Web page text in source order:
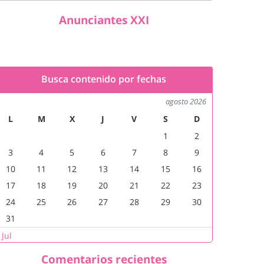
Anunciantes XXI
Busca contenido por fechas
agosto 2026
L M X J V S
D
1
2
3
4 5 6 7 8
9
10
11 12 13 14 15
16
17
18 19 20 21 22
23
24
25 26 27 28 29
30
31
Comentarios recientes